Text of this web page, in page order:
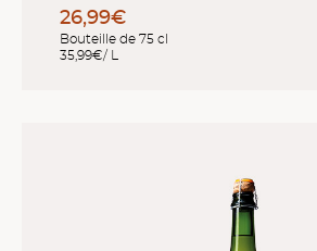
26,99€
Bouteille de 75 cl
35,99€/ L